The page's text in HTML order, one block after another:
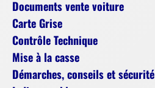
Documents vente voiture
Carte Grise
Contrôle Technique
Mise à la casse
Démarches, conseils et sécurité